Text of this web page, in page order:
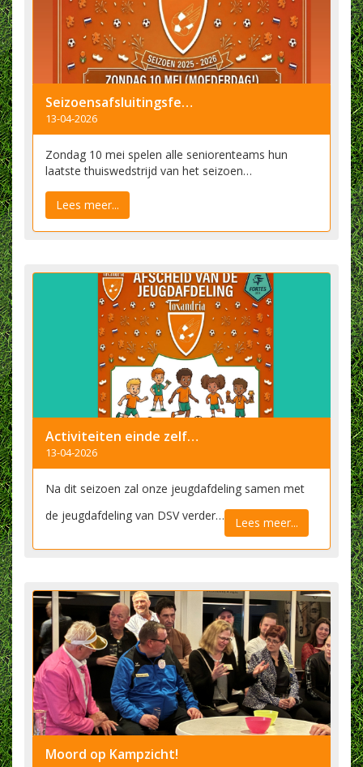
Seizoensafsluitingsfeest 10 mei
13-04-2026
Zondag 10 mei spelen alle seniorenteams hun
laatste thuiswedstrijd van het seizoen…
Lees meer...
Activiteiten einde zelfstandig bestaan jeugdafdeling 10 mei
13-04-2026
Na dit seizoen zal onze jeugdafdeling samen met
de jeugdafdeling van DSV verder…
Lees meer...
Moord op Kampzicht!